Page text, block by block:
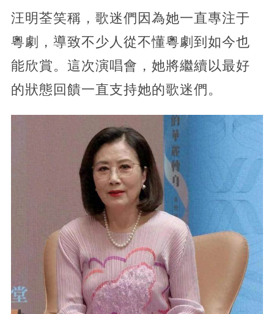
汪明荃笑稱，歌迷們因為她一直專注于
粵劇，導致不少人從不懂粵劇到如今也
能欣賞。這次演唱會，她將繼續以最好
的狀態回饋一直支持她的歌迷們。